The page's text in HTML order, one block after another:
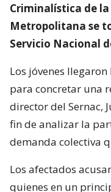
Criminalística de
Metropolitana se
Servicio Nacional
Los jóvenes
para concretar una
director del Sernac,
fin de analizar la
demanda colectiva
Los afectados
quienes en un